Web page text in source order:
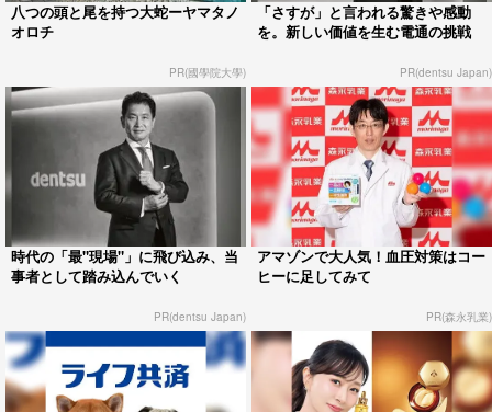
八つの頭と尾を持つ大蛇ーヤマタノ
オロチ
PR(國學院大學)
「さすが」と言われる驚きや感動
を。新しい価値を生む電通の挑戦
PR(dentsu Japan)
時代の「最"現場"」に飛び込み、当
事者として踏み込んでいく
PR(dentsu Japan)
アマゾンで大人気！血圧対策はコー
ヒーに足してみて
PR(森永乳業)